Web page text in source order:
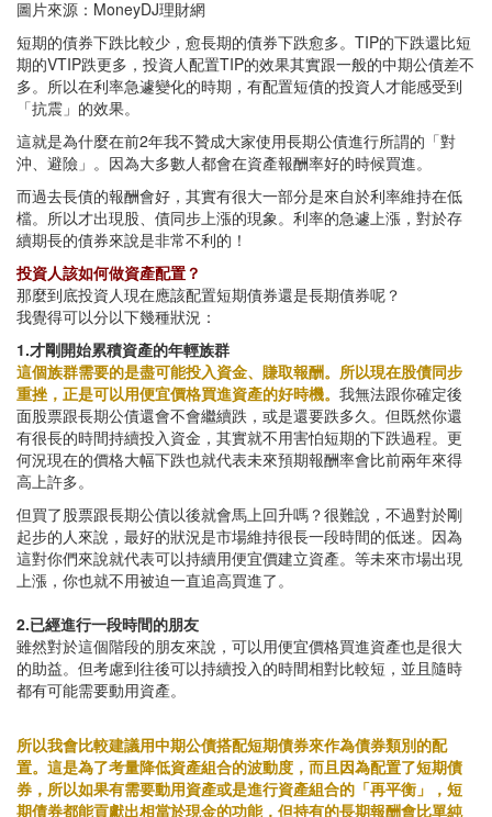
圖片來源：MoneyDJ理財網
短期的債券下跌比較少，愈長期的債券下跌愈多。TIP的下跌還比短
期的VTIP跌更多，投資人配置TIP的效果其實跟一般的中期公債差不
多。所以在利率急遽變化的時期，有配置短債的投資人才能感受到
「抗震」的效果。
這就是為什麼在前2年我不贊成大家使用長期公債進行所謂的「對
沖、避險」。因為大多數人都會在資產報酬率好的時候買進。
而過去長債的報酬會好，其實有很大一部分是來自於利率維持在低
檔。所以才出現股、債同步上漲的現象。利率的急遽上漲，對於存
續期長的債券來說是非常不利的！
投資人該如何做資產配置？
那麼到底投資人現在應該配置短期債券還是長期債券呢？
我覺得可以分以下幾種狀況：
1.才剛開始累積資產的年輕族群
這個族群需要的是盡可能投入資金、賺取報酬。所以現在股債同步
重挫，正是可以用便宜價格買進資產的好時機。 我無法跟你確定後
面股票跟長期公債還會不會繼續跌，或是還要跌多久。但既然你還
有很長的時間持續投入資金，其實就不用害怕短期的下跌過程。更
何況現在的價格大幅下跌也就代表未來預期報酬率會比前兩年來得
高上許多。
但買了股票跟長期公債以後就會馬上回升嗎？很難說，不過對於剛
起步的人來說，最好的狀況是市場維持很長一段時間的低迷。因為
這對你們來說就代表可以持續用便宜價建立資產。等未來市場出現
上漲，你也就不用被迫一直追高買進了。
2.已經進行一段時間的朋友
雖然對於這個階段的朋友來說，可以用便宜價格買進資產也是很大
的助益。但考慮到往後可以持續投入的時間相對比較短，並且隨時
都有可能需要動用資產。
所以我會比較建議用中期公債搭配短期債券來作為債券類別的配
置。這是為了考量降低資產組合的波動度，而且因為配置了短期債
券，所以如果有需要動用資產或是進行資產組合的「再平衡」，短
期債券都能貢獻出相當於現金的功能，但持有的長期報酬會比單純